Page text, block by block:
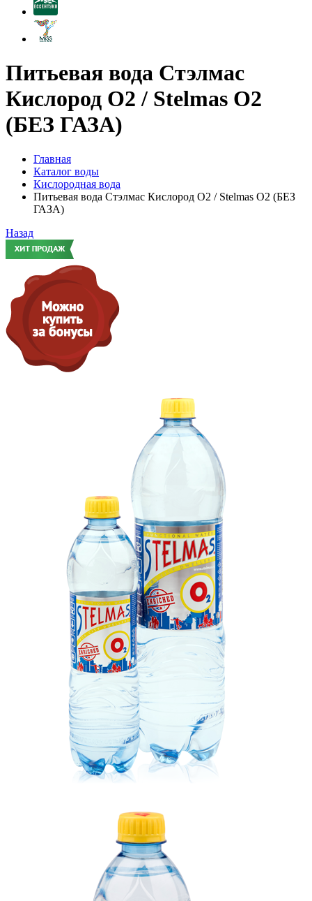
Питьевая вода Стэлмас
Кислород О2 / Stelmas O2
(БЕЗ ГАЗА)
Главная
Каталог воды
Кислородная вода
Питьевая вода Стэлмас Кислород О2 / Stelmas O2 (БЕЗ
ГАЗА)
Назад